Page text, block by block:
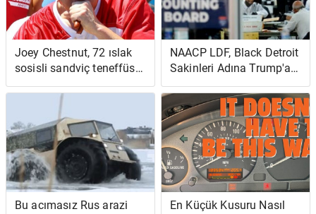
Joey Chestnut, 72 ıslak
sosisli sandviç teneffüs
ederek Amerika'nın
onurunu koruyor
NAACP LDF, Black Detroit
Sakinleri Adına Trump'a
Dava Açtı, Michigan'ın Oy
Sertifikasyonunu
Engelleme Girişimleri İçin
Oy Hakları Yasası İhlali
İddiası
Bu acımasız Rus arazi
En Küçük Kusuru Nasıl